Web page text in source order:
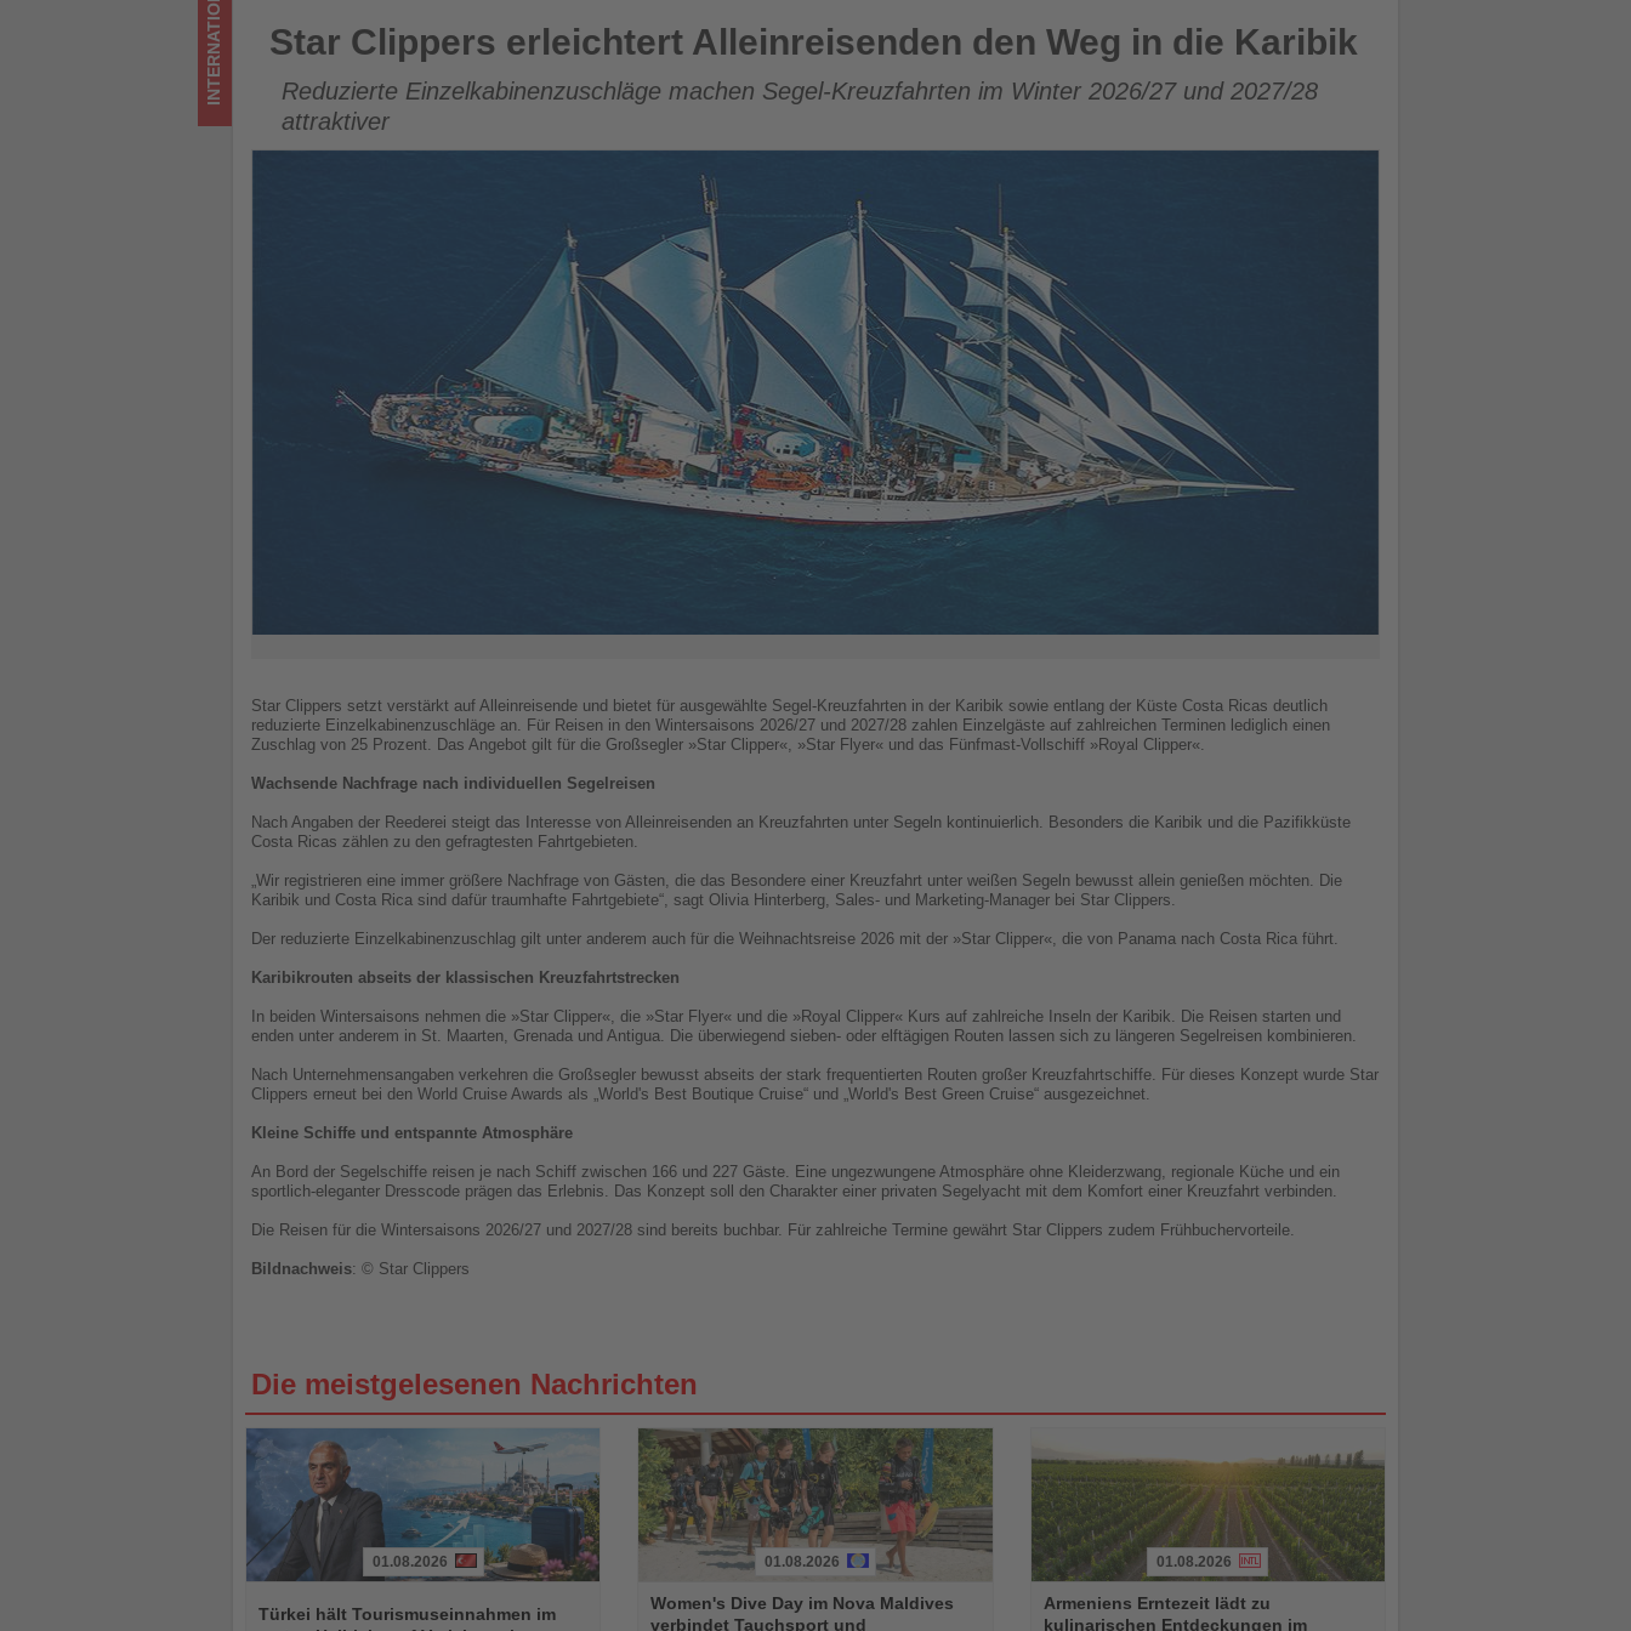
Tourismus
Star Clippers erleichtert Alleinreisenden den Weg in die Karibik
INTERNATIONAL Star Clippers erleichtert Alleinreisenden den Weg in die Karibik
Reduzierte Einzelkabinenzuschläge machen Segel-Kreuzfahrten im Winter 2026/27 und 2027/28
attraktiver
Star Clippers setzt verstärkt auf Alleinreisende und bietet für ausgewählte Segel-Kreuzfahrten in der Karibik sowie entlang der Küste Costa Ricas deutlich
reduzierte Einzelkabinenzuschläge an. Für Reisen in den Wintersaisons 2026/27 und 2027/28 zahlen Einzelgäste auf zahlreichen Terminen lediglich einen
Zuschlag von 25 Prozent. Das Angebot gilt für die Großsegler »Star Clipper«, »Star Flyer« und das Fünfmast-Vollschiff »Royal Clipper«.
Wachsende Nachfrage nach individuellen Segelreisen
Nach Angaben der Reederei steigt das Interesse von Alleinreisenden an Kreuzfahrten unter Segeln kontinuierlich. Besonders die Karibik und die Pazifikküste
Costa Ricas zählen zu den gefragtesten Fahrtgebieten.
„Wir registrieren eine immer größere Nachfrage von Gästen, die das Besondere einer Kreuzfahrt unter weißen Segeln bewusst allein genießen möchten. Die
Karibik und Costa Rica sind dafür traumhafte Fahrtgebiete“, sagt Olivia Hinterberg, Sales- und Marketing-Manager bei Star Clippers.
Der reduzierte Einzelkabinenzuschlag gilt unter anderem auch für die Weihnachtsreise 2026 mit der »Star Clipper«, die von Panama nach Costa Rica führt.
Karibikrouten abseits der klassischen Kreuzfahrtstrecken
In beiden Wintersaisons nehmen die »Star Clipper«, die »Star Flyer« und die »Royal Clipper« Kurs auf zahlreiche Inseln der Karibik. Die Reisen starten und
enden unter anderem in St. Maarten, Grenada und Antigua. Die überwiegend sieben- oder elftägigen Routen lassen sich zu längeren Segelreisen kombinieren.
Nach Unternehmensangaben verkehren die Großsegler bewusst abseits der stark frequentierten Routen großer Kreuzfahrtschiffe. Für dieses Konzept wurde Star
Clippers erneut bei den World Cruise Awards als „World's Best Boutique Cruise“ und „World's Best Green Cruise“ ausgezeichnet.
Kleine Schiffe und entspannte Atmosphäre
An Bord der Segelschiffe reisen je nach Schiff zwischen 166 und 227 Gäste. Eine ungezwungene Atmosphäre ohne Kleiderzwang, regionale Küche und ein
sportlich-eleganter Dresscode prägen das Erlebnis. Das Konzept soll den Charakter einer privaten Segelyacht mit dem Komfort einer Kreuzfahrt verbinden.
Die Reisen für die Wintersaisons 2026/27 und 2027/28 sind bereits buchbar. Für zahlreiche Termine gewährt Star Clippers zudem Frühbuchervorteile.
Bildnachweis: © Star Clippers
Die meistgelesenen Nachrichten
Sie
01.08.2026
Türkei hält Tourismuseinnahmen im
Sie
01.08.2026
Women's Dive Day im Nova Maldives
verbindet Tauchsport und
Sie
01.08.2026
Armeniens Erntezeit lädt zu
kulinarischen Entdeckungen im